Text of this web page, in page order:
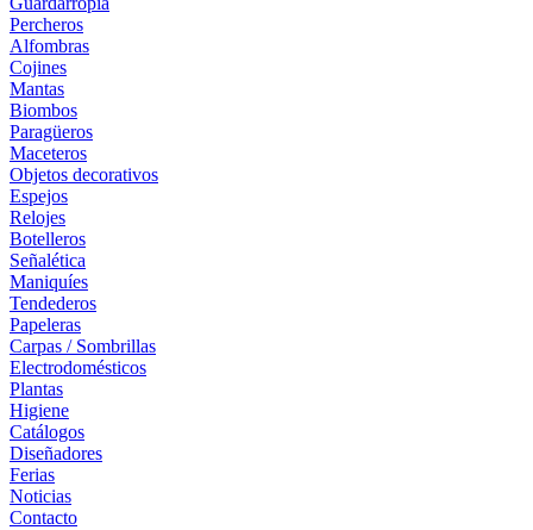
Percheros
Alfombras
Cojines
Mantas
Biombos
Paragüeros
Maceteros
Objetos decorativos
Espejos
Relojes
Botelleros
Señalética
Maniquíes
Tendederos
Papeleras
Carpas / Sombrillas
Electrodomésticos
Plantas
Higiene
Catálogos
Diseñadores
Ferias
Noticias
Contacto